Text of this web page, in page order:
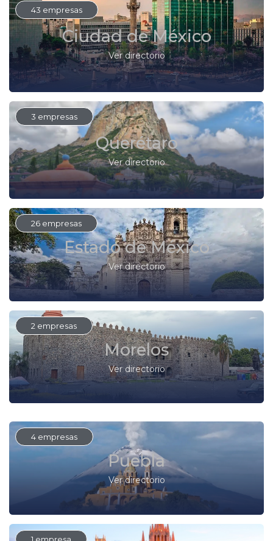
Ciudad de México
Ver directorio
43 empresas
Querétaro
Ver directorio
3 empresas
Estado de México
Ver directorio
26 empresas
Morelos
Ver directorio
2 empresas
Puebla
Ver directorio
4 empresas